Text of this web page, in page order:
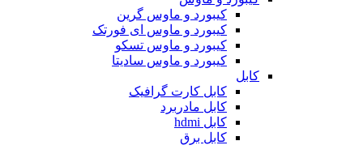
کیبورد و ماوس گرین
کیبورد و ماوس ای فورتک
کیبورد و ماوس تسکو
کیبورد و ماوس سادیتا
کابل
کابل کارت گرافیک
کابل مادربرد
کابل hdmi
کابل برق